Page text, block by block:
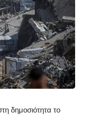
δημοσιότητα το